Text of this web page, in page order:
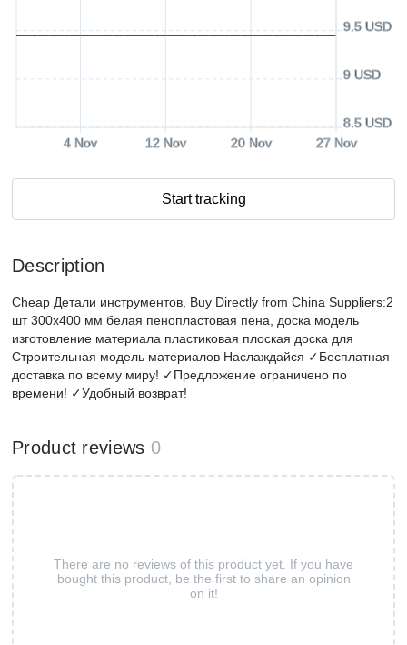
4 Nov 12 Nov 20 Nov 27 Nov
8.5 USD
9 USD
9.5 USD
Start tracking
Description
Cheap Детали инструментов, Buy Directly from China Suppliers:2
шт 300x400 мм белая пенопластовая пена, доска модель
изготовление материала пластиковая плоская доска для
Строительная модель материалов Наслаждайся ✓Бесплатная
доставка по всему миру! ✓Предложение ограничено по
времени! ✓Удобный возврат!
Product reviews 0
There are no reviews of this product yet. If you have
bought this product, be the first to share an opinion
on it!